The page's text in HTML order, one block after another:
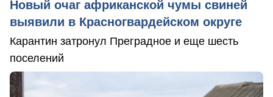
Новый очаг африканской чумы свиней
выявили в Красногвардейском округе
Карантин затронул Преградное и еще шесть
поселений